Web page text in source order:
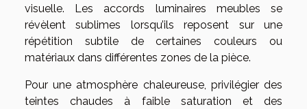
visuelle. Les accords luminaires meubles se
révèlent sublimes lorsqu’ils reposent sur une
répétition subtile de certaines couleurs ou
matériaux dans différentes zones de la pièce.
Pour une atmosphère chaleureuse, privilégier des
teintes chaudes à faible saturation et des